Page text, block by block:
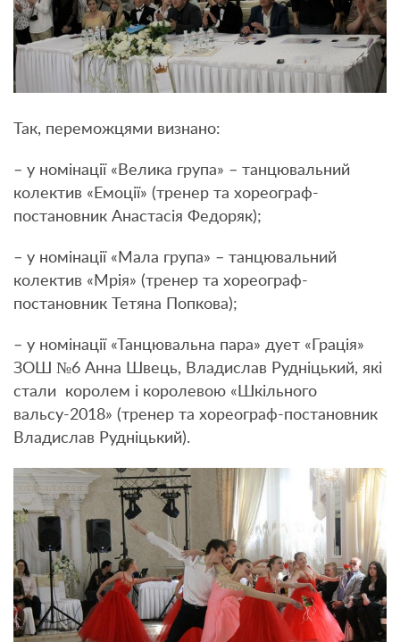
Так, переможцями визнано:
– у номінації «Велика група» – танцювальний
колектив «Емоції» (тренер та хореограф-
постановник Анастасія Федоряк);
– у номінації «Мала група» – танцювальний
колектив «Мрія» (тренер та хореограф-
постановник Тетяна Попкова);
– у номінації «Танцювальна пара» дует «Грація»
ЗОШ №6 Анна Швець, Владислав Рудніцький, які
стали королем і королевою «Шкільного
вальсу-2018» (тренер та хореограф-постановник
Владислав Рудніцький).